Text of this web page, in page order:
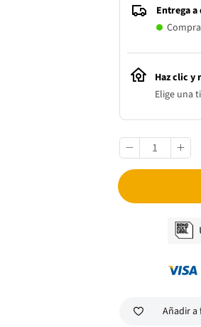
Entrega
Haz clic y
Elige una
Añadir